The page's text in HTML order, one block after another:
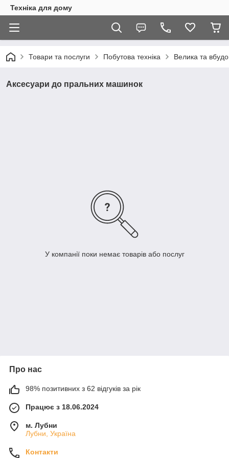
Техніка для дому
Товари та послуги Побутова техніка Велика та
Аксесуари до пральних машинок
У компанії поки немає товарів або послуг
Про нас
98% позитивних з 62 відгуків за рік
Працює з 18.06.2024
м. Лубни
Лубни, Україна
Контакти